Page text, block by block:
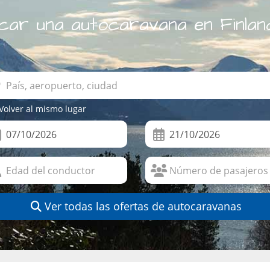
una autocaravana en
al mismo lugar
Ver todas las ofertas de autocaravanas